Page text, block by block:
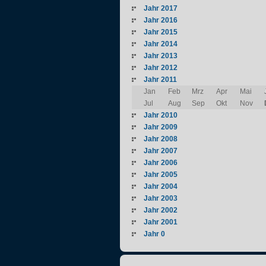
Jahr 2017
Jahr 2016
Jahr 2015
Jahr 2014
Jahr 2013
Jahr 2012
Jahr 2011
Jan
Feb Mrz Apr Mai
Jul
Aug Sep Okt Nov
Jahr 2010
Jahr 2009
Jahr 2008
Jahr 2007
Jahr 2006
Jahr 2005
Jahr 2004
Jahr 2003
Jahr 2002
Jahr 2001
Jahr 0